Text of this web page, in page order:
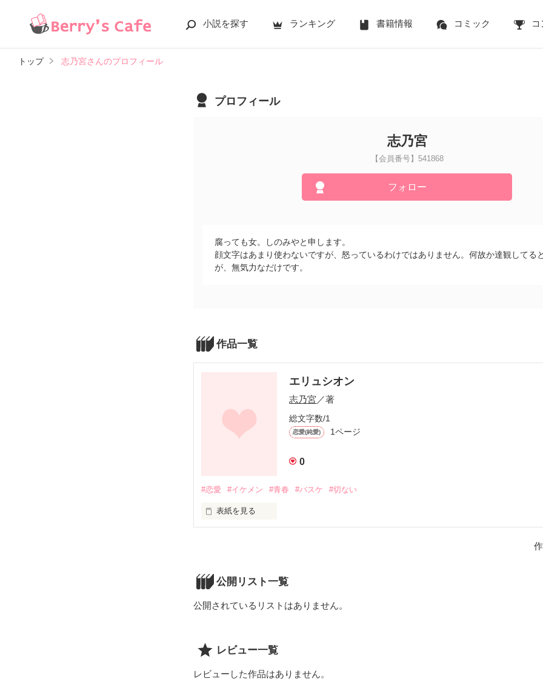
小説を探す ランキング 書籍情報 コミック コ
トップ 志乃宮さんのプロフィール
プロフィール
志乃宮
【会員番号】541868
フォロー
腐っても女。しのみやと申します。
顔文字はあまり使わないですが、怒っているわけではありません。何故か達観してる
が、無気力なだけです。
作品一覧
エリュシオン
志乃宮／著
総文字数/1
恋愛(純愛) 1ページ
0
#恋愛 #イケメン #青春 #バスケ #切ない
表紙を見る
高校二年の田川千尋はある日、赴任してきた英語科の教師である久保田に一目惚れし
不思議に思った千尋は、彼に接近を試みる。
公開リスト一覧
公開されているリストはありません。
レビュー一覧
レビューした作品はありません。